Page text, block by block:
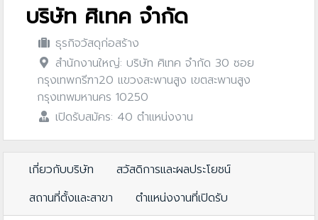
บริษัท ศิเทค จำกัด
ธุรกิจวัสดุก่อสร้าง
สำนักงานใหญ่: บริษัท ศิเทค จำกัด 30 ซอย
กรุงเทพกรีฑา20 แขวงสะพานสูง เขตสะพานสูง
กรุงเทพมหานคร 10250
เปิดรับสมัคร: 40 ตำแหน่งงาน
เกี่ยวกับบริษัท
สวัสดิการและผลประโยชน์
สถานที่ตั้งและสาขา
ตำแหน่งงานที่เปิดรับ